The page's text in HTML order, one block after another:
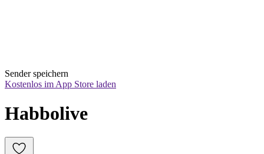
Sender speichern
Kostenlos im App Store laden
Habbolive